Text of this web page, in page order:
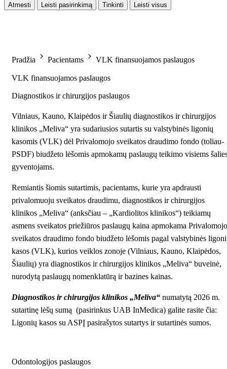
Atmesti Leisti pasirinkimą Tinkinti Leisti visus
Pradžia Pacientams VLK finansuojamos paslaugos
VLK finansuojamos paslaugos
Diagnostikos ir chirurgijos paslaugos
Vilniaus, Kauno, Klaipėdos ir Šiaulių diagnostikos ir chirurgijos
klinikos „Meliva“ yra sudariusios sutartis su valstybinės ligonių
kasomis (VLK) dėl Privalomojo sveikatos draudimo fondo (toliau-
PSDF) biudžeto lėšomis apmokamų paslaugų teikimo visiems
gyventojams.
Remiantis šiomis sutartimis, pacientams, kurie yra apdrausti
privalomuoju sveikatos draudimu, diagnostikos ir chirurgijos
klinikos „Meliva“ (anksčiau – „Kardiolitos klinikos“) teikiamų
asmens sveikatos priežiūros paslaugų kaina apmokama Privalomojo
sveikatos draudimo fondo biudžeto lėšomis pagal valstybinės
kasos (VLK), kurios veiklos zonoje (Vilniaus, Kauno, Klaipėdos,
Šiaulių) yra diagnostikos ir chirurgijos klinikos „Meliva“ buveinė,
nurodytą paslaugų nomenklatūrą ir bazines kainas.
Diagnostikos ir chirurgijos klinikos „Meliva“ numatytą 2026 m.
sutartinę lėšų sumą (pasirinkus UAB InMedica) galite rasite čia:
Ligonių kasos su ASPĮ pasirašytos sutartys ir sutartinės sumos.
Odontologijos paslaugos